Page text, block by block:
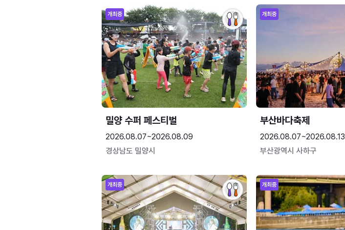
개최중
밀양 수퍼 페스티벌
2026.08.07~2026.08.09
경상남도 밀양시
개최중
부산바다축제
2026.08.07~2026.08.13
부산광역시 사하구
개최중 개최중